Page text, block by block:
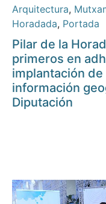
Arquitectura,
Horadada, Portada
Pilar de la
primeros en
implantación
información
Diputación